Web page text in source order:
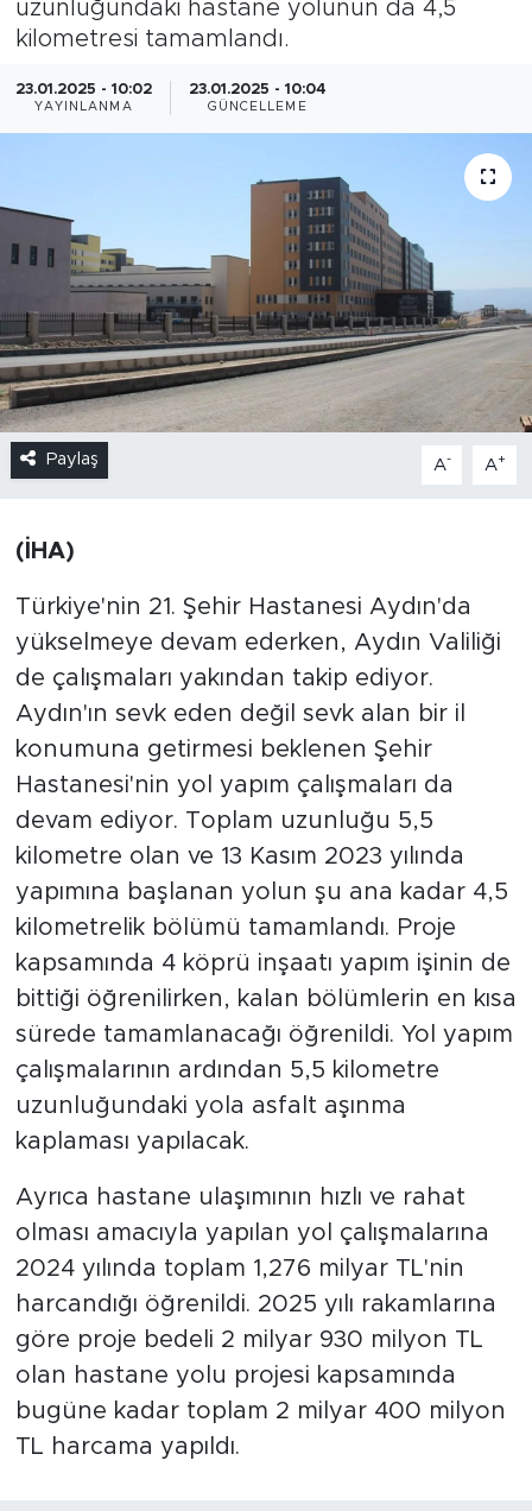
uzunluğundaki hastane yolunun da 4,5
kilometresi tamamlandı.
23.01.2025 - 10:02
YAYINLANMA
23.01.2025 - 10:04
GÜNCELLEME
Paylaş A- A+
(İHA)
Türkiye'nin 21. Şehir Hastanesi Aydın'da
yükselmeye devam ederken, Aydın Valiliği
de çalışmaları yakından takip ediyor.
Aydın'ın sevk eden değil sevk alan bir il
konumuna getirmesi beklenen Şehir
Hastanesi'nin yol yapım çalışmaları da
devam ediyor. Toplam uzunluğu 5,5
kilometre olan ve 13 Kasım 2023 yılında
yapımına başlanan yolun şu ana kadar 4,5
kilometrelik bölümü tamamlandı. Proje
kapsamında 4 köprü inşaatı yapım işinin de
bittiği öğrenilirken, kalan bölümlerin en kısa
sürede tamamlanacağı öğrenildi. Yol yapım
çalışmalarının ardından 5,5 kilometre
uzunluğundaki yola asfalt aşınma
kaplaması yapılacak.
Ayrıca hastane ulaşımının hızlı ve rahat
olması amacıyla yapılan yol çalışmalarına
2024 yılında toplam 1,276 milyar TL'nin
harcandığı öğrenildi. 2025 yılı rakamlarına
göre proje bedeli 2 milyar 930 milyon TL
olan hastane yolu projesi kapsamında
bugüne kadar toplam 2 milyar 400 milyon
TL harcama yapıldı.